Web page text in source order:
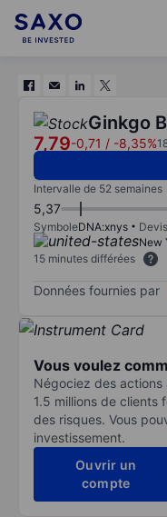
Ginkgo
7,79-0,71 / -8,35%
Intervalle de 52 semaines
5,37
SymboleDNA:xnys
New
15 minutes différées
Données fournies par
Vous voulez
Négociez des
1.5 millions de clients
des risques. Vous
investissement.
Ouvrir un
compte